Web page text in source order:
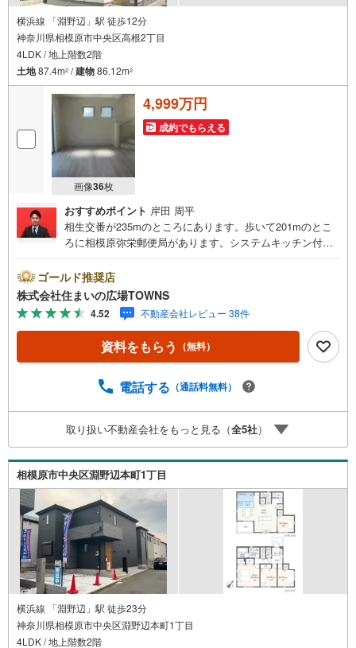
横浜線 「淵野辺」駅 徒歩12分
神奈川県相模原市中央区高根2丁目
4LDK / 地上階数2階
土地87.4m2 /建物86.12m2
画像36枚
4,999万円
成約でもらえる
おすすめポイント 岸田 周平
相生交番が235mのところにあります。歩いて201mのとこ
ろに相模原弥栄郵便局があります。システムキッチン付き
生まれ、美しいです。TVインターホン付きなので、女性の
方も安心です。浴室乾燥機のあるお風呂場は洗濯物を干す
ときにも便利です。建物面積が86.12平米以上ある物件でゆ
ったりと生活したい方にいかがでしょうか。新しい土地の
新築戸建て物件で、心機一転、新生活を始めませんか。
【年中無休/9:00～21:00】人気物件は特にお問い合わせが
学する」ボタンよりご予約頂くとご見学がスムーズです。■
談○ライフプランのシミュレーション■住まいの広場TOWN
Sからお客様へ経験豊富なスタッフが親身になってお客様
に合った物件をご紹介させて頂きます！ /他社様掲載物件も
併せてご紹介可能ですのでお気軽にお問い合わせ下さい♪
駐車場もございますので、お車でのお越しも大歓迎です！
ゴールド推奨店
株式会社住まいの広場TOWNS
4.52 不動産会社レビュー 38件
資料をもらう （無料）
電話する （通話料無料）
取り扱い不動産会社をもっと見る（全5社）
相模原市中央区淵野辺本町1丁目
横浜線 「淵野辺」駅 徒歩23分
神奈川県相模原市中央区淵野辺本町1丁目
4LDK / 地上階数2階